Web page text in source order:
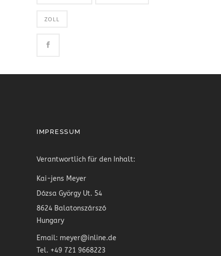
ZOLL
IMPRESSUM
Verantwortlich für den Inhalt:
Kai-jens Meyer
Dózsa György Ut. 54
8624 Balatonszárszó
Hungary
Email: meyer@inline.de
Tel. +49 721 9668223